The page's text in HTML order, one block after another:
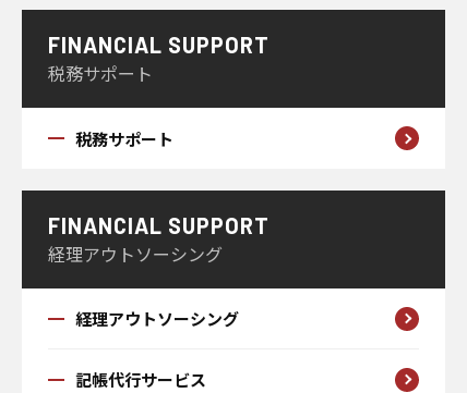
FINANCIAL SUPPORT
税務サポート
税務サポート
FINANCIAL SUPPORT
経理アウトソーシング
経理アウトソーシング
記帳代行サービス